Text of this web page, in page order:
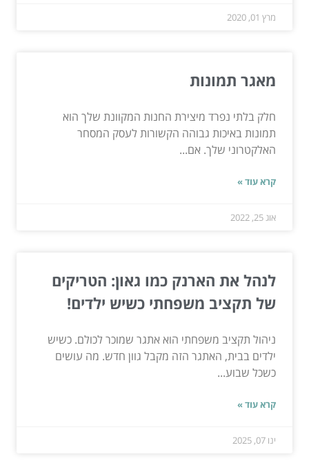
מרץ 01, 2020
מאגר תמונות
חלק בלתי נפרד מיצירת החנות המקוונת שלך הוא
תמונות באיכות גבוהה הקשורות לעסק המסחר
האלקטרוני שלך. אם...
קרא עוד »
אוג 25, 2022
לנהל את הארנק כמו גאון: הטריקים
של תקציב משפחתי כשיש ילדים!
ניהול תקציב משפחתי הוא אתגר שמוכר לכולם. כשיש
ילדים בבית, האתגר הזה מקבל גוון חדש. מה עושים
כשכל שבוע...
קרא עוד »
ינו 07, 2025